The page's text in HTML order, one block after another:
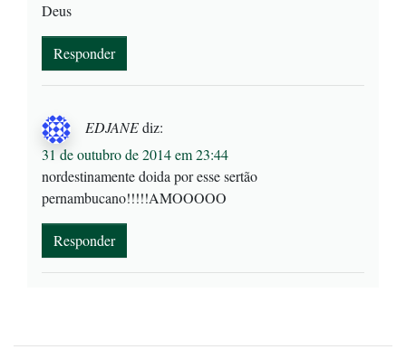
Deus
Responder
EDJANEdiz:
31 de outubro de 2014 em 23:44
nordestinamente doida por esse sertão
pernambucano!!!!!AMOOOOO
Responder